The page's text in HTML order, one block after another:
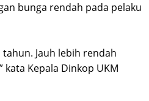
bunga rendah pada pelaku
Jauh lebih rendah
Kepala Dinkop UKM